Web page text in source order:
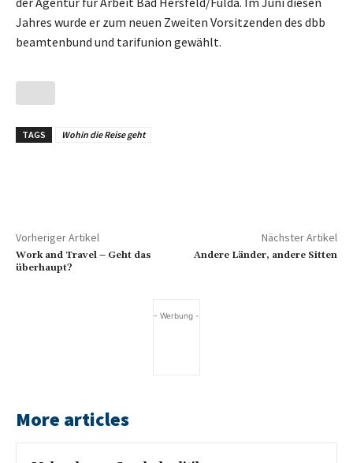
Jahres wurde er zum neuen Zweiten Vorsitzenden des dbb
beamtenbund und tarifunion gewählt.
TAGS Wohin die Reise geht
Vorheriger Artikel
Work and Travel – Geht das
überhaupt?
Nächster Artikel
Andere Länder, andere Sitten
- Werbung -
More articles